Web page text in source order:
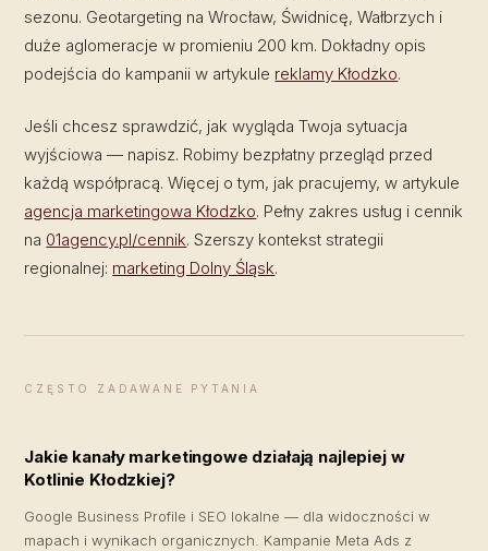
sezonu. Geotargeting na Wrocław, Świdnicę, Wałbrzych i
duże aglomeracje w promieniu 200 km. Dokładny opis
podejścia do kampanii w artykule reklamy Kłodzko.
Jeśli chcesz sprawdzić, jak wygląda Twoja sytuacja
wyjściowa — napisz. Robimy bezpłatny przegląd przed
każdą współpracą. Więcej o tym, jak pracujemy, w artykule
agencja marketingowa Kłodzko. Pełny zakres usług i cennik
na 01agency.pl/cennik. Szerszy kontekst strategii
regionalnej: marketing Dolny Śląsk.
CZĘSTO ZADAWANE PYTANIA
Jakie kanały marketingowe działają najlepiej w
Kotlinie Kłodzkiej?
Google Business Profile i SEO lokalne — dla widoczności w
mapach i wynikach organicznych. Kampanie Meta Ads z